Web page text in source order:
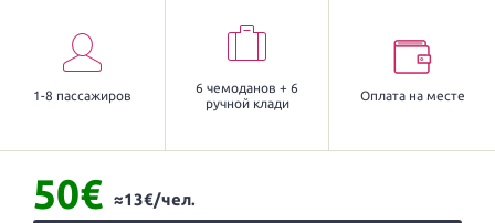
1-8 пассажиров
6 чемоданов + 6
ручной клади
Оплата на месте
50€ ≈13€/чел.